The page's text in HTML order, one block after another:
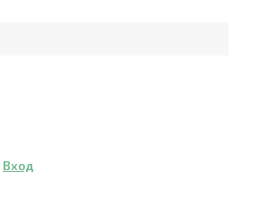
Вход